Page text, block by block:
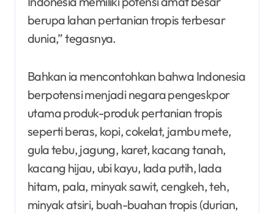
berupa lahan pertanian tropis terbesar
dunia,” tegasnya.
Bahkan ia mencontohkan bahwa Indonesia
berpotensi menjadi negara pengeskpor
utama produk-produk pertanian tropis
seperti beras, kopi, cokelat, jambu mete,
gula tebu, jagung, karet, kacang tanah,
kacang hijau, ubi kayu, lada putih, lada
hitam, pala, minyak sawit, cengkeh, teh,
minyak atsiri, buah-buahan tropis (durian,